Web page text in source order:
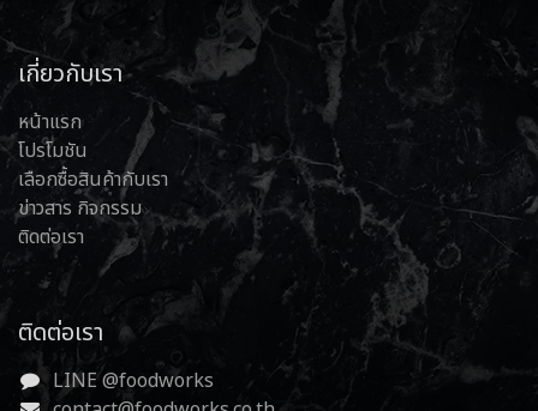
เกี่ยวกับเรา
หน้าแรก
โปรโมชัน
เลือกซื้อสินค้ากับเรา
ข่าวสาร กิจกรรม
ติดต่อเรา
ติดต่อเรา
LINE @foodworks